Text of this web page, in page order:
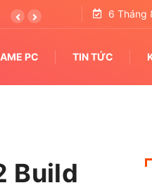
6 Tháng
PC TIN TỨC
Build